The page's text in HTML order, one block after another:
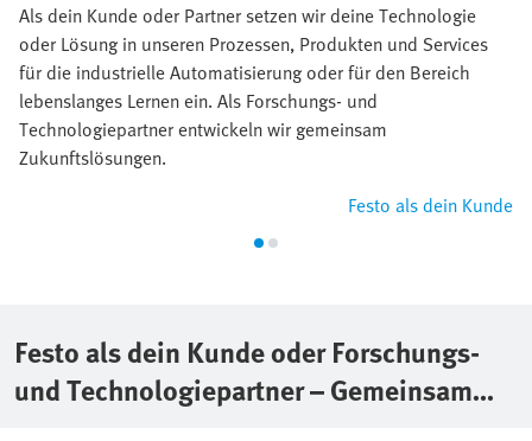
Als dein Kunde oder Partner setzen wir deine Technologie
oder Lösung in unseren Prozessen, Produkten und Services
für die industrielle Automatisierung oder für den Bereich
lebenslanges Lernen ein. Als Forschungs- und
Technologiepartner entwickeln wir gemeinsam
Zukunftslösungen.
Festo als dein Kunde
Festo als dein Kunde oder Forschungs-
und Technologiepartner – Gemeinsam